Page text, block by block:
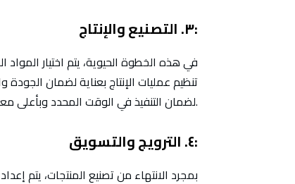
٣. التصنيع والإنتاج:
في هذه الخطوة الحيوية، يتم اختيار المواد
تنظيم عمليات الإنتاج بعناية لضمان
لضمان التنفيذ في الوقت المحدد وبأعلى معايير الجودة.
٤. الترويج والتسويق:
بمجرد الانتهاء من تصنيع المنتجات، يتم